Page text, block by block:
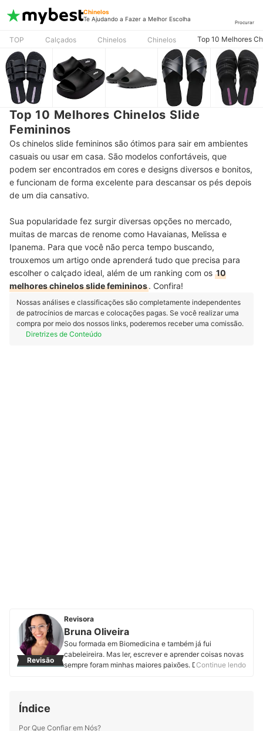
Chinelos
Te Ajudando a Fazer a Melhor Escolha
Procurar
TOP Calçados Chinelos Chinelos Top 10 Melhores
Top 10 Melhores Chinelos Slide
Femininos
Os chinelos slide femininos são ótimos para sair em ambientes
casuais ou usar em casa. São modelos confortáveis, que
podem ser encontrados em cores e designs diversos e bonitos,
e funcionam de forma excelente para descansar os pés depois
de um dia cansativo.
Sua popularidade fez surgir diversas opções no mercado,
muitas de marcas de renome como Havaianas, Melissa e
Ipanema. Para que você não perca tempo buscando,
trouxemos um artigo onde aprenderá tudo que precisa para
escolher o calçado ideal, além de um ranking com os 10
melhores chinelos slide femininos. Confira!
Nossas análises e classificações são completamente independentes
de patrocínios de marcas e colocações pagas. Se você realizar uma
compra por meio dos nossos links, poderemos receber uma comissão.
Diretrizes de Conteúdo
Revisão
Revisora
Bruna Oliveira
Sou formada em Biomedicina e também já fui
cabeleireira. Mas ler, escrever e aprender coisas novas
sempre foram minhas maiores paixões. Desde que
e suplementos alimentares. Minha motivação é
Continue lendo
Índice
Por Que Confiar em Nós?